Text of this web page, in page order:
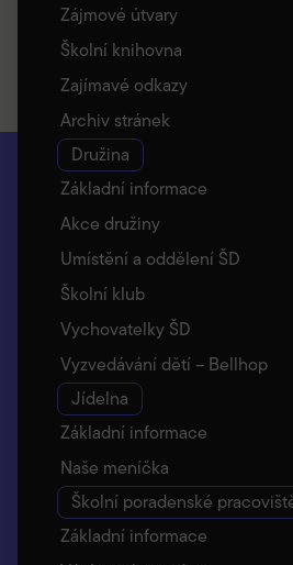
Zájmové útvary
Školní knihovna
Zajímavé odkazy
Archiv stránek
Družina
Základní informace
Akce družiny
Umístění a oddělení ŠD
Školní klub
Vychovatelky ŠD
Vyzvedávání dětí – Bellhop
Jídelna
Základní informace
Naše meníčka
Školní poradenské
Základní informace